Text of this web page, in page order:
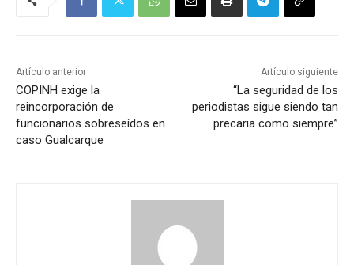
Artículo anterior
COPINH exige la
reincorporación de
funcionarios sobreseídos en
caso Gualcarque
Artículo siguiente
“La seguridad de los
periodistas sigue siendo tan
precaria como siempre”